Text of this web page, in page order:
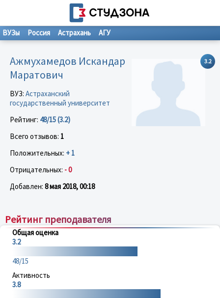
ВУЗы Россия Астрахань АГУ
3.2
Ажмухамедов Искандар
Маратович
ВУЗ: Астраханский
государственный университет
Рейтинг: 48/15 (3.2)
Всего отзывов: 1
Положительных: + 1
Отрицательных: - 0
Добавлен: 8 мая 2018, 00:18
Рейтинг преподавателя
Общая оценка
3.2
48/15
Активность
3.8